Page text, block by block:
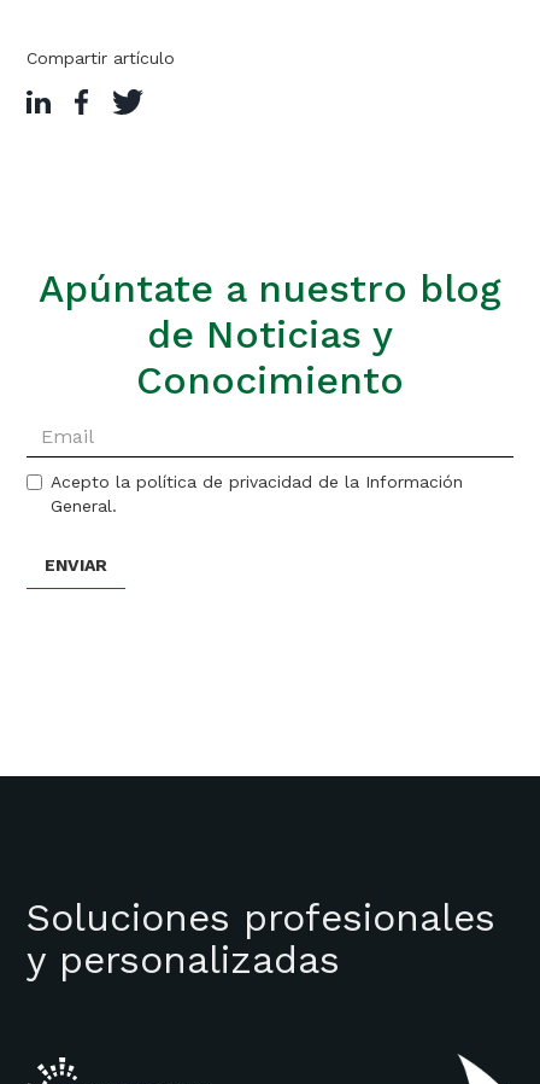
Compartir artículo
Apúntate a nuestro blog
de Noticias y
Conocimiento
Acepto la política de privacidad de la Información
General.
Soluciones profesionales
y personalizadas